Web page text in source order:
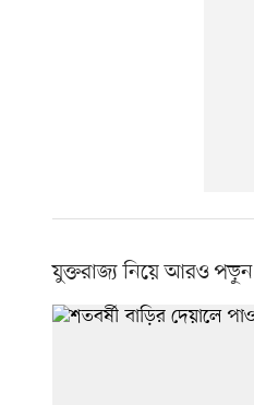
যুক্তরাজ্য নিয়ে আরও পড়ুন